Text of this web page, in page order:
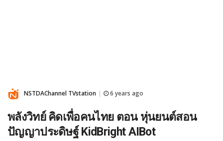
NSTDAChannel TVstation 6 years ago
พลังวิทย์ คิดเพื่อคนไทย ตอน หุ่นยนต์สอน
ปัญญาประดิษฐ์ KidBright AIBot